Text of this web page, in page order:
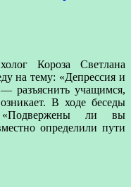
Короза Светлана
на тему: «Депрессия и
разъяснить учащимся,
В ходе беседы
ли вы
определили пути